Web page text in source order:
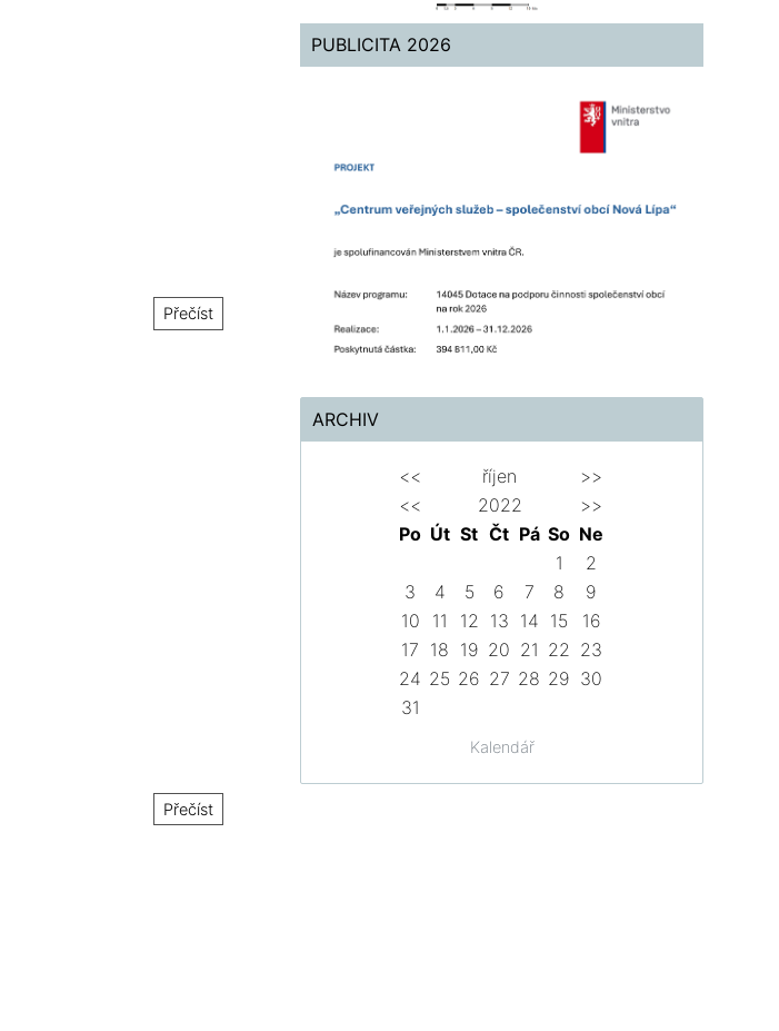
Přečíst
Přečíst
PUBLICITA 2026
ARCHIV
Kalendář
<< říjen
>>
<<
2022
>>
Po Út St Čt Pá So Ne
1
2
3
4 5 6 7 8
9
10
11 12 13 14 15
16
17 18 19 20 21 22 23
24 25 26 27 28 29 30
31